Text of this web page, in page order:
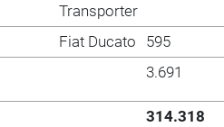
Transporter
Fiat Ducato
595
3.691
314.318